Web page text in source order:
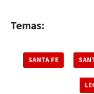
Temas:
SANTA FE